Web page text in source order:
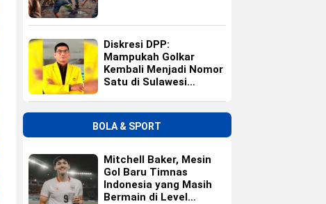
Diskresi DPP:
Mampukah Golkar
Kembali Menjadi Nomor
Satu di Sulawesi
BOLA & SPORT
Mitchell Baker, Mesin
Gol Baru Timnas
Indonesia yang Masih
Bermain di Level